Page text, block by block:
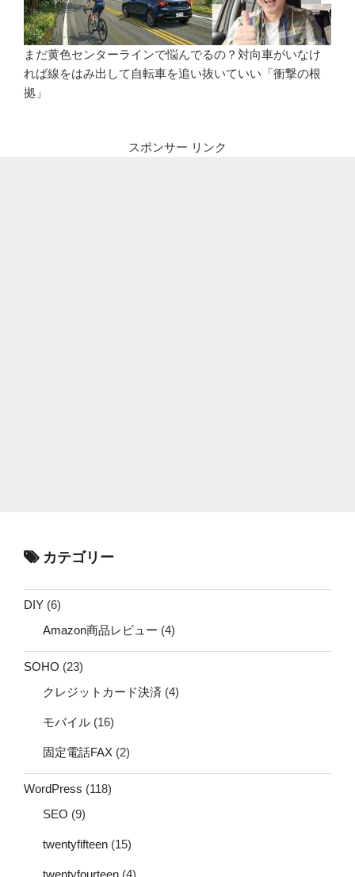
まだ黄色センターラインで悩んでるの？対向車がいなけ
れば線をはみ出して自転車を追い抜いていい「衝撃の根
拠」
スポンサー リンク
カテゴリー
DIY (6)
Amazon商品レビュー (4)
SOHO (23)
クレジットカード決済 (4)
モバイル (16)
固定電話FAX (2)
WordPress (118)
SEO (9)
twentyfifteen (15)
twentyfourteen (4)